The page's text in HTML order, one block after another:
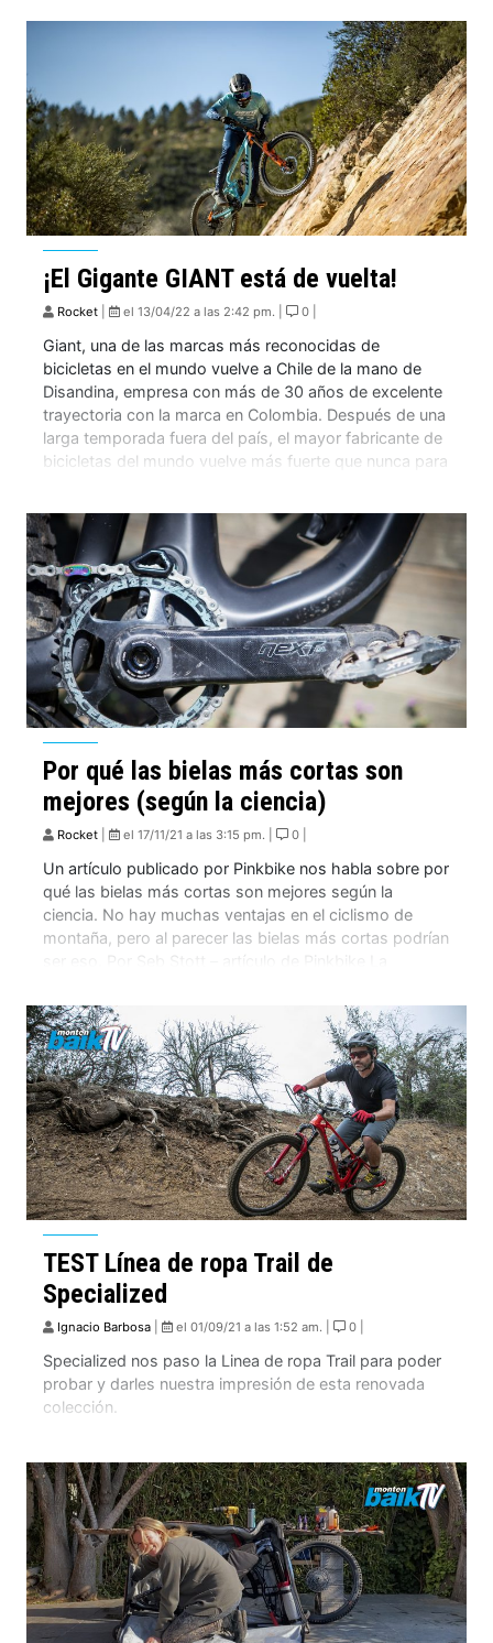
¡El Gigante GIANT está de vuelta!
Rocket el 13/04/22 a las 2:42 pm. | 0 |
Giant, una de las marcas más reconocidas de
bicicletas en el mundo vuelve a Chile de la mano de
Disandina, empresa con más de 30 años de excelente
trayectoria con la marca en Colombia. Después de una
larga temporada fuera del país, el mayor fabricante de
bicicletas del mundo vuelve más fuerte que nunca para
Por qué las bielas más cortas son
mejores (según la ciencia)
Rocket el 17/11/21 a las 3:15 pm. | 0 |
Un artículo publicado por Pinkbike nos habla sobre por
qué las bielas más cortas son mejores según la
ciencia. No hay muchas ventajas en el ciclismo de
montaña, pero al parecer las bielas más cortas podrían
ser eso. Por Seb Stott – artículo de Pinkbike La
TEST Línea de ropa Trail de
Specialized
Ignacio Barbosa el 01/09/21 a las 1:52 am. | 0 |
Specialized nos paso la Linea de ropa Trail para poder
probar y darles nuestra impresión de esta renovada
colección.